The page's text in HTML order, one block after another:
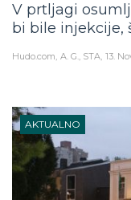
V prtljagi
bi bile injekcije,
Hudo.com A. G., STA 13.
AKTUALNO